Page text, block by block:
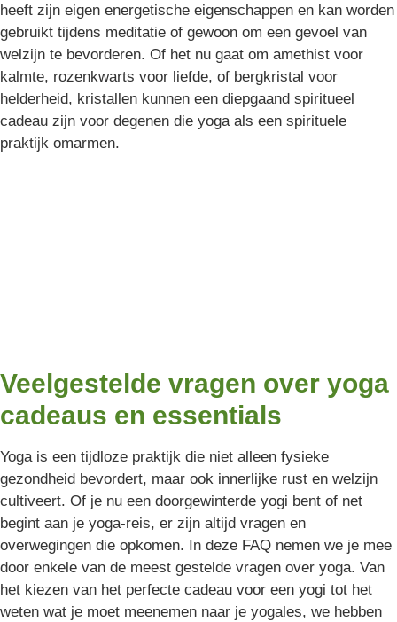
heeft zijn eigen energetische eigenschappen en kan worden
gebruikt tijdens meditatie of gewoon om een gevoel van
welzijn te bevorderen. Of het nu gaat om amethist voor
kalmte, rozenkwarts voor liefde, of bergkristal voor
helderheid, kristallen kunnen een diepgaand spiritueel
cadeau zijn voor degenen die yoga als een spirituele
praktijk omarmen.
Veelgestelde vragen over yoga
cadeaus en essentials
Yoga is een tijdloze praktijk die niet alleen fysieke
gezondheid bevordert, maar ook innerlijke rust en welzijn
cultiveert. Of je nu een doorgewinterde yogi bent of net
begint aan je yoga-reis, er zijn altijd vragen en
overwegingen die opkomen. In deze FAQ nemen we je mee
door enkele van de meest gestelde vragen over yoga. Van
het kiezen van het perfecte cadeau voor een yogi tot het
weten wat je moet meenemen naar je yogales, we hebben